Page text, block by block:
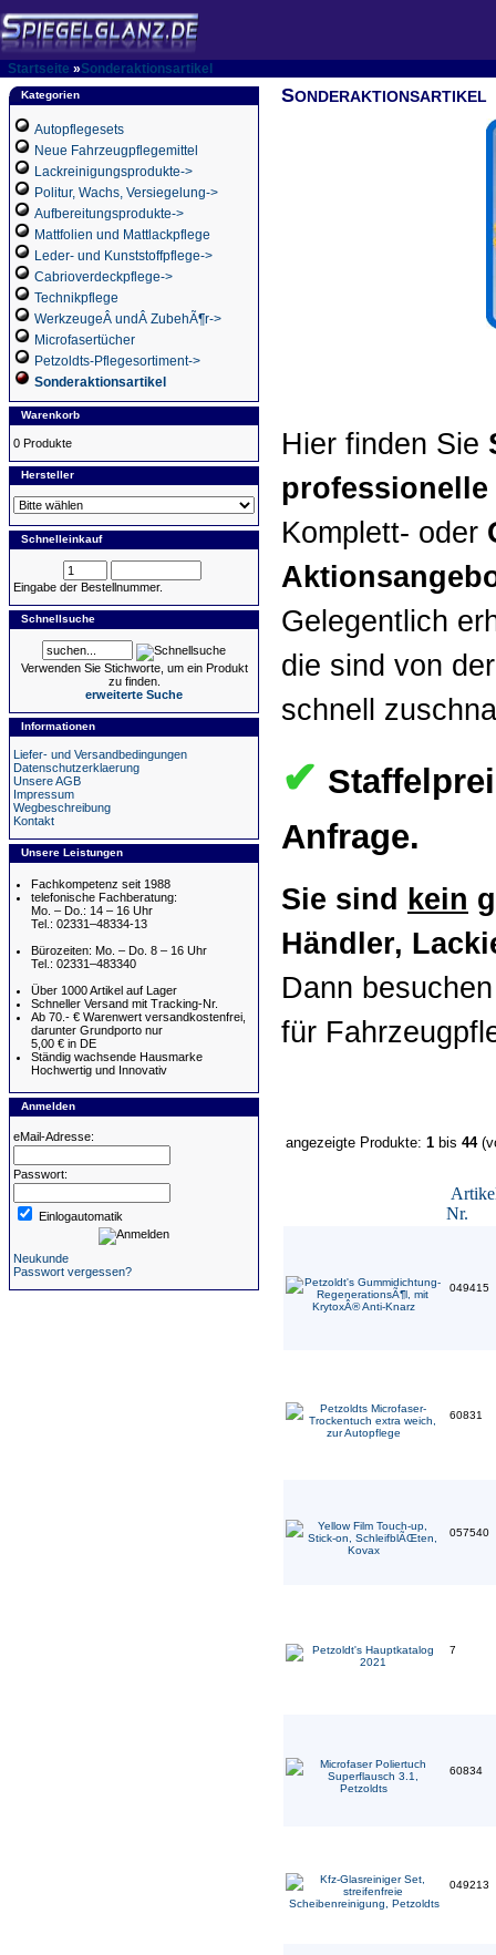
Startseite »Sonderaktionsartikel
Kategorien
Autopflegesets
Neue Fahrzeugpflegemittel
Lackreinigungsprodukte->
Politur, Wachs, Versiegelung->
Aufbereitungsprodukte->
Mattfolien und Mattlackpflege
Leder- und Kunststoffpflege->
Cabrioverdeckpflege->
Technikpflege
WerkzeugeÂ undÂ ZubehÃ¶r->
Microfasertücher
Petzoldts-Pflegesortiment->
Sonderaktionsartikel
Warenkorb
0 Produkte
Hersteller
Schnelleinkauf
Eingabe der Bestellnummer.
Schnellsuche
Verwenden Sie Stichworte, um ein Produkt
zu finden.
erweiterte Suche
Informationen
Liefer- und Versandbedingungen
Datenschutzerklaerung
Unsere AGB
Impressum
Wegbeschreibung
Kontakt
Unsere Leistungen
Fachkompetenz seit 1988
telefonische Fachberatung:
Mo. – Do.: 14 – 16 Uhr
Tel.: 02331–48334-13
Bürozeiten: Mo. – Do. 8 – 16 Uhr
Tel.: 02331–483340
Über 1000 Artikel auf Lager
Schneller Versand mit Tracking-Nr.
Ab 70.- € Warenwert versandkostenfrei,
darunter Grundporto nur
5,00 € in DE
Ständig wachsende Hausmarke
Hochwertig und Innovativ
Anmelden
eMail-Adresse:
Passwort:
Einlogautomatik
Neukunde
Passwort vergessen?
SONDERAKTIONSARTIKEL
Hier finden Sie
professionelle
Komplett- oder
Gelegentlich
die sind von
schnell
✔
Anfrage.
Sie sind kein
Händler,
Dann
für
angezeigte Produkte: 1 bis 44
Nr.
049415
60831
057540
7
60834
049213